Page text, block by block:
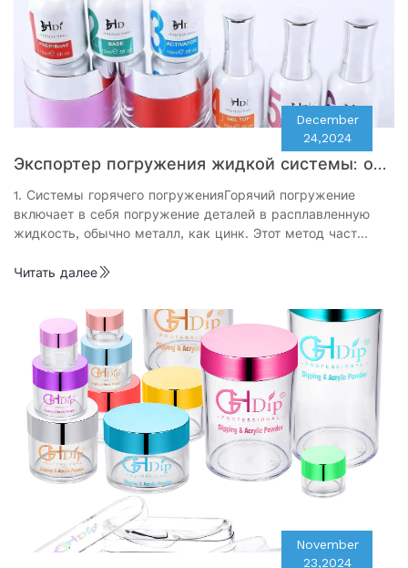
Экспортер погружения жидкой системы: осн
овное руководство по выбору подходящего
поставщика
December
24,2024
1. Системы горячего погруженияГорячий погружение
включает в себя погружение деталей в расплавленную
жидкость, обычно металл, как цинк. Этот метод част…
Читать далее
November
23,2024